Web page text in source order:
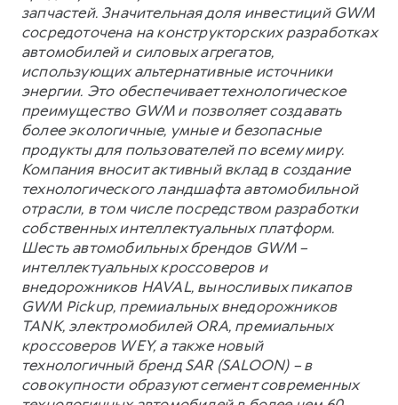
запчастей. Значительная доля инвестиций GWM
сосредоточена на конструкторских разработках
автомобилей и силовых агрегатов,
использующих альтернативные источники
энергии. Это обеспечивает технологическое
преимущество GWM и позволяет создавать
более экологичные, умные и безопасные
продукты для пользователей по всему миру.
Компания вносит активный вклад в создание
технологического ландшафта автомобильной
отрасли, в том числе посредством разработки
собственных интеллектуальных платформ.
Шесть автомобильных брендов GWM –
интеллектуальных кроссоверов и
внедорожников HAVAL, выносливых пикапов
GWM Pickup, премиальных внедорожников
TANK, электромобилей ORA, премиальных
кроссоверов WEY, а также новый
технологичный бренд SAR (SALOON) – в
совокупности образуют сегмент современных